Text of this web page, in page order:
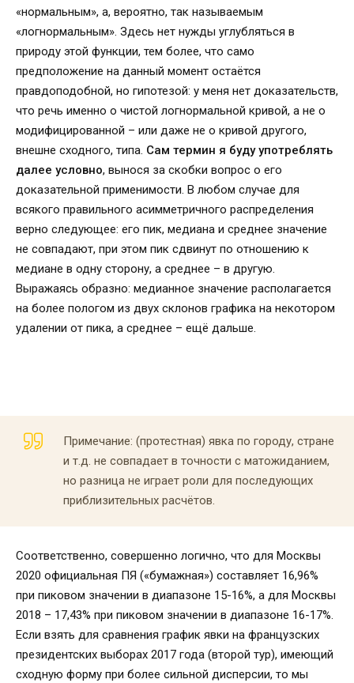
«нормальным», а, вероятно, так называемым
«логнормальным». Здесь нет нужды углубляться в
природу этой функции, тем более, что само
предположение на данный момент остаётся
правдоподобной, но гипотезой: у меня нет доказательств,
что речь именно о чистой логнормальной кривой, а не о
модифицированной – или даже не о кривой другого,
внешне сходного, типа. Сам термин я буду употреблять
далее условно, вынося за скобки вопрос о его
доказательной применимости. В любом случае для
всякого правильного асимметричного распределения
верно следующее: его пик, медиана и среднее значение
не совпадают, при этом пик сдвинут по отношению к
медиане в одну сторону, а среднее – в другую.
Выражаясь образно: медианное значение располагается
на более пологом из двух склонов графика на некотором
удалении от пика, а среднее – ещё дальше.
Примечание: (протестная) явка по городу, стране
и т.д. не совпадает в точности с матожиданием,
но разница не играет роли для последующих
приблизительных расчётов.
Соответственно, совершенно логично, что для Москвы
2020 официальная ПЯ («бумажная») составляет 16,96%
при пиковом значении в диапазоне 15-16%, а для Москвы
2018 – 17,43% при пиковом значении в диапазоне 16-17%.
Если взять для сравнения график явки на французских
президентских выборах 2017 года (второй тур), имеющий
сходную форму при более сильной дисперсии, то мы